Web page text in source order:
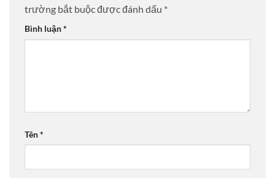
trường bắt buộc được đánh dấu *
Bình luận*
Tên*